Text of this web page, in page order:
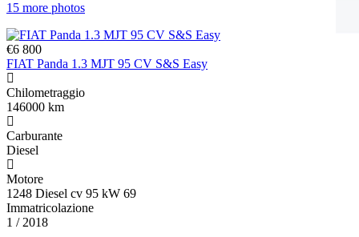
15 more photos
€6 800
FIAT Panda 1.3 MJT 95 CV S&S Easy
Chilometraggio
146000 km
Carburante
Diesel
Motore
1248 Diesel cv 95 kW 69
Immatricolazione
1 / 2018